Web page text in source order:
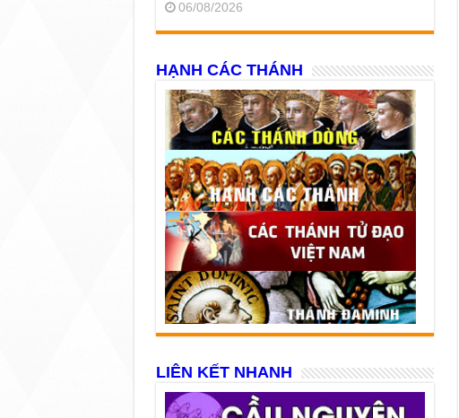
06/08/2026
HẠNH CÁC THÁNH
LIÊN KẾT NHANH